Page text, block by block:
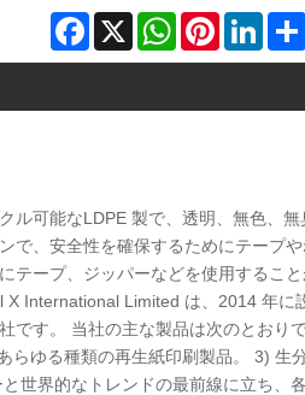
Facebook WhatsAppPinterest
ル可能なLDPE 製で、透明、無色、
で、安全性を確保するためにテープ
テープ、ジッパーなどを使用するこ
International Limited は、2014 年に
です。 当社の主な製品は次のとおり
らゆる種類の再生紙印刷製品。 3)
世界的なトレンドの最前線に立ち、